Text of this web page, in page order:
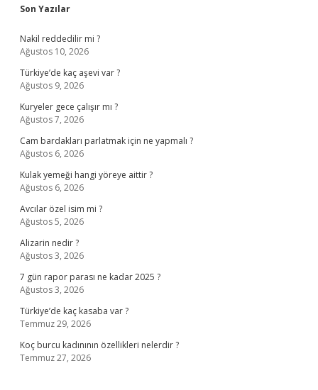
Sidebar
Son Yazılar
Nakil reddedilir mi ?
Ağustos 10, 2026
Türkiye’de kaç aşevi var ?
Ağustos 9, 2026
Kuryeler gece çalışır mı ?
Ağustos 7, 2026
Cam bardakları parlatmak için ne yapmalı ?
Ağustos 6, 2026
Kulak yemeği hangi yöreye aittir ?
Ağustos 6, 2026
Avcılar özel isim mi ?
Ağustos 5, 2026
Alizarin nedir ?
Ağustos 3, 2026
7 gün rapor parası ne kadar 2025 ?
Ağustos 3, 2026
Türkiye’de kaç kasaba var ?
Temmuz 29, 2026
Koç burcu kadınının özellikleri nelerdir ?
Temmuz 27, 2026